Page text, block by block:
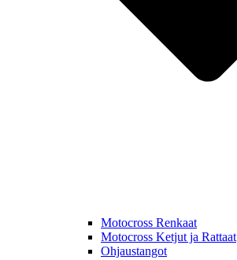
Motocross Renkaat
Motocross Ketjut ja Rattaat
Ohjaustangot